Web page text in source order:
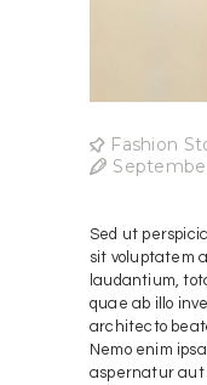
Fashion
Sed ut
sit voluptatem
laudantium,
quae ab illo
architecto
Nemo enim
aspernatur aut